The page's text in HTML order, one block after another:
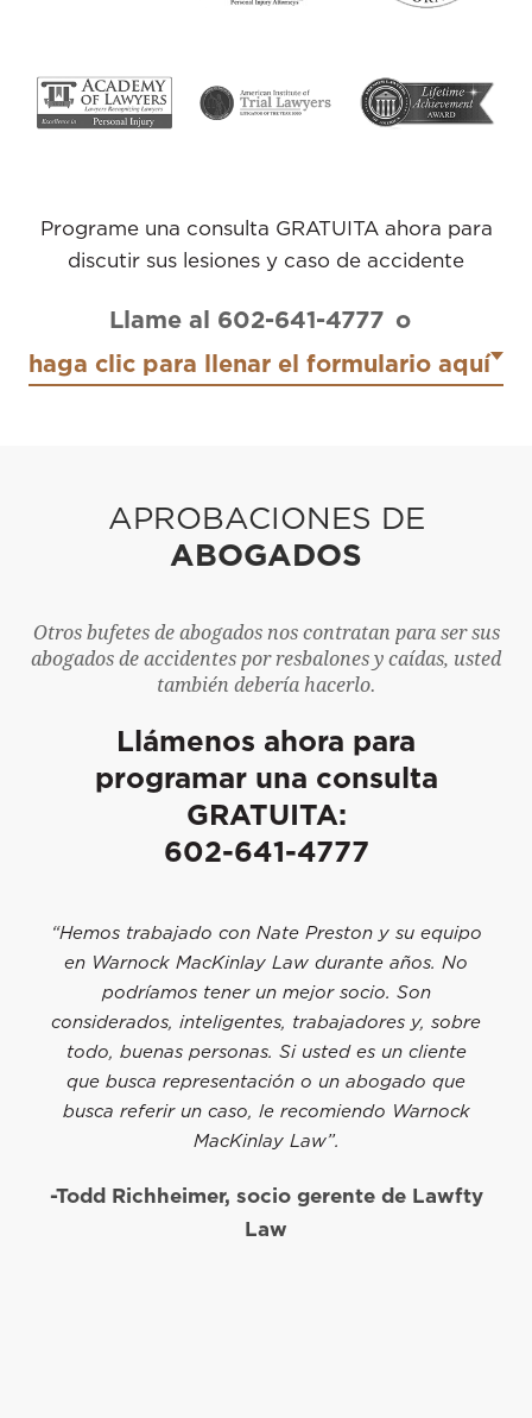
Programe una consulta GRATUITA ahora para
discutir sus lesiones y caso de accidente
Llame al 602-641-4777 o
haga clic para llenar el formulario aquí
APROBACIONES DE
ABOGADOS
Otros bufetes de abogados nos contratan para ser sus
abogados de accidentes por resbalones y caídas, usted
también debería hacerlo.
Llámenos ahora para
programar una consulta
GRATUITA:
602-641-4777
“Hemos trabajado con Nate Preston y su equipo
en Warnock MacKinlay Law durante años. No
podríamos tener un mejor socio. Son
considerados, inteligentes, trabajadores y, sobre
todo, buenas personas. Si usted es un cliente
que busca representación o un abogado que
busca referir un caso, le recomiendo Warnock
MacKinlay Law”.
-Todd Richheimer, socio gerente de Lawfty
Law